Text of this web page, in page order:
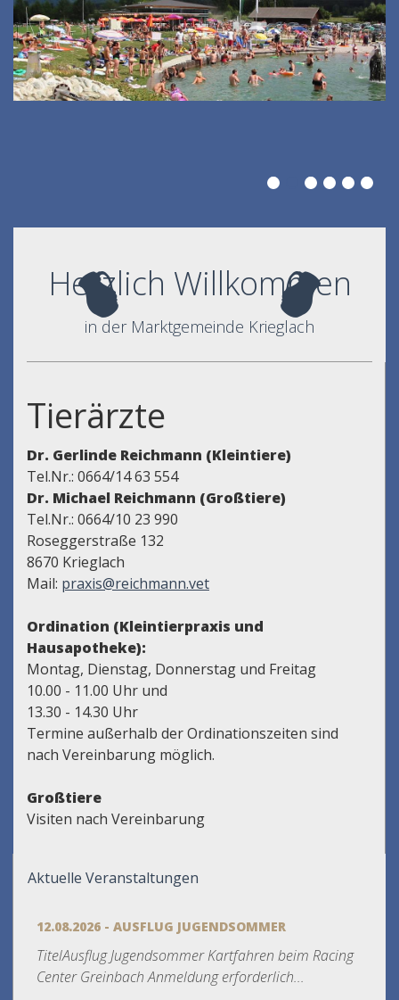
Herzlich Willkommen
in der Marktgemeinde Krieglach
Tierärzte
Dr. Gerlinde Reichmann (Kleintiere)
Tel.Nr.: 0664/14 63 554
Dr. Michael Reichmann (Großtiere)
Tel.Nr.: 0664/10 23 990
Roseggerstraße 132
8670 Krieglach
Mail: praxis@reichmann.vet
Ordination (Kleintierpraxis und
Hausapotheke):
Montag, Dienstag, Donnerstag und Freitag
10.00 - 11.00 Uhr und
13.30 - 14.30 Uhr
Termine außerhalb der Ordinationszeiten sind
nach Vereinbarung möglich.
Großtiere
Visiten nach Vereinbarung
Aktuelle Veranstaltungen
12.08.2026 - AUSFLUG JUGENDSOMMER
TitelAusflug Jugendsommer Kartfahren beim Racing
Center Greinbach Anmeldung erforderlich...